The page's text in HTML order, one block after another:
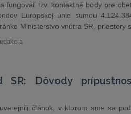
fungovať tzv. kontaktné body pre
Európskej únie sumou
Ministerstvo vnútra SR, priestory
SR: Dôvody
článok, v ktorom sme sa